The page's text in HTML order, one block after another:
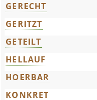
GERECHT
GERITZT
GETEILT
HELLAUF
HOERBAR
KONKRET